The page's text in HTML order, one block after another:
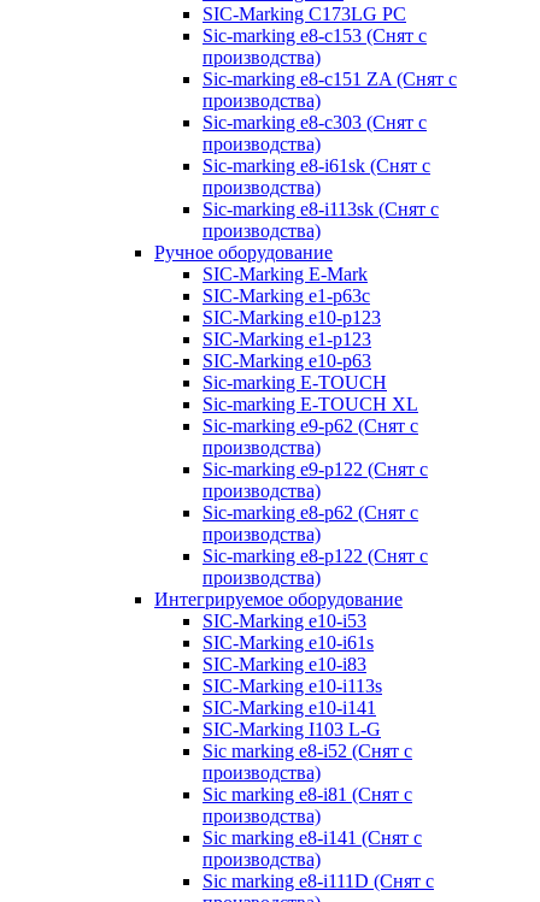
SIC-Marking C173LG PC
Sic-marking e8-c153 (Снят с
производства)
Sic-marking e8-c151 ZA (Снят с
производства)
Sic-marking e8-c303 (Снят с
производства)
Sic-marking e8-i61sk (Снят с
производства)
Sic-marking e8-i113sk (Снят с
производства)
Ручное оборудование
SIC-Marking E-Mark
SIC-Marking e1-p63с
SIC-Marking e10-p123
SIC-Marking e1-p123
SIC-Marking e10-p63
Sic-marking E-TOUCH
Sic-marking E-TOUCH XL
Sic-marking e9-p62 (Снят с
производства)
Sic-marking e9-p122 (Снят с
производства)
Sic-marking e8-p62 (Снят с
производства)
Sic-marking e8-p122 (Снят с
производства)
Интегрируемое оборудование
SIC-Marking e10-i53
SIC-Marking e10-i61s
SIC-Marking e10-i83
SIC-Marking e10-i113s
SIC-Marking e10-i141
SIC-Marking I103 L-G
Sic marking e8-i52 (Снят с
производства)
Sic marking e8-i81 (Снят с
производства)
Sic marking e8-i141 (Снят с
производства)
Sic marking e8-i111D (Снят с